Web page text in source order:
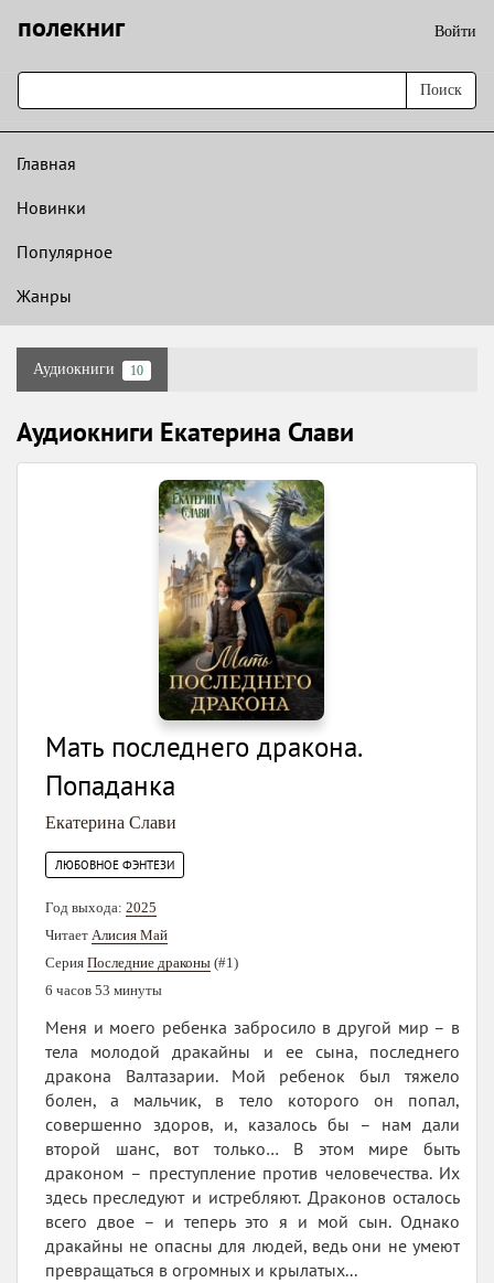
полекниг Войти
Поиск
Главная
Новинки
Популярное
Жанры
Аудиокниги 10
Аудиокниги Екатерина Слави
Мать последнего дракона.
Попаданка
Екатерина Слави
ЛЮБОВНОЕ ФЭНТЕЗИ
Год выхода: 2025
Читает Алисия Май
Серия Последние драконы (#1)
6 часов 53 минуты
Меня и моего ребенка забросило в другой мир – в
тела молодой дракайны и ее сына, последнего
дракона Валтазарии. Мой ребенок был тяжело
болен, а мальчик, в тело которого он попал,
совершенно здоров, и, казалось бы – нам дали
второй шанс, вот только… В этом мире быть
драконом – преступление против человечества. Их
здесь преследуют и истребляют. Драконов осталось
всего двое – и теперь это я и мой сын. Однако
дракайны не опасны для людей, ведь они не умеют
превращаться в огромных и крылатых...